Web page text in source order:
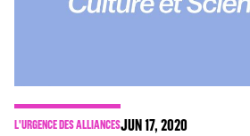
L'URGENCE DES ALLIANCESJUN17, 2020